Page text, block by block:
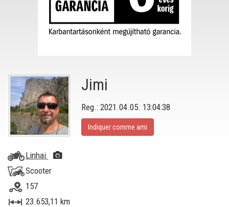
Jimi
Reg.: 2021.04.05. 13:04:38
Indiquer comme ami
Linhai
Scooter
157
23.653,11 km